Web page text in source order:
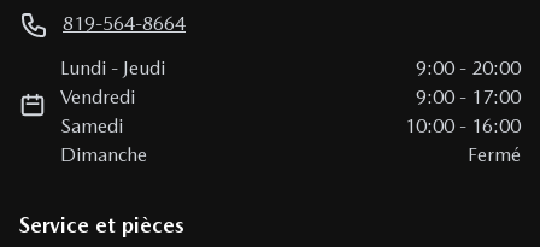
819-564-8664
Lundi - Jeudi 9:00 - 20:00
Vendredi
9:00 - 17:00
Samedi
10:00 - 16:00
Dimanche
Fermé
Service et pièces